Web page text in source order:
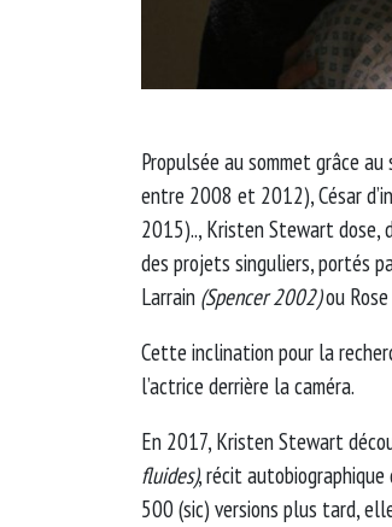
Propulsée au sommet grâce
entre 2008 et 2012), César
2015).., Kristen Stewart dose,
des projets singuliers, portés
Larrain (Spencer 2002)ou
Cette inclination pour la
l’actrice derrière la caméra.
En 2017, Kristen Stewart
fluides), récit
500 (sic) versions plus tard,